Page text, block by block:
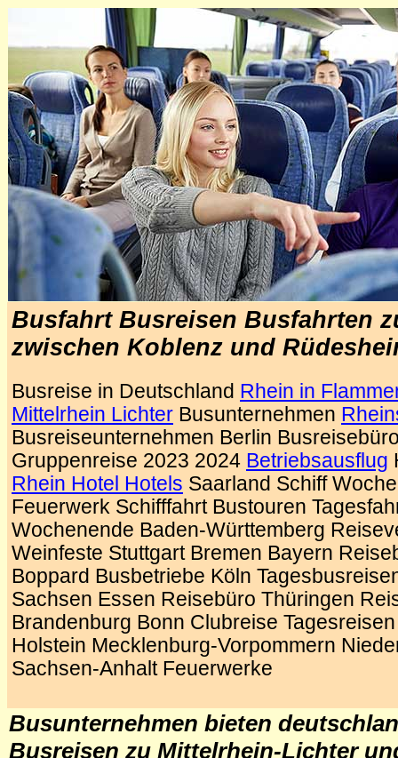
Busfahrt Busreisen Busfahrten
zwischen Koblenz und
Busreise in Deutschland Rhein in
Mittelrhein Lichter Busunternehmen
Busreiseunternehmen Berlin
Gruppenreise 2023 2024 Betriebsausflug
Rhein Hotel Hotels Saarland Schiff
Feuerwerk Schifffahrt Bustouren
Wochenende Baden-Württemberg
Weinfeste Stuttgart Bremen Bayern
Boppard Busbetriebe Köln
Sachsen Essen Reisebüro Thüringen
Brandenburg Bonn Clubreise
Holstein Mecklenburg-Vorpommern
Sachsen-Anhalt Feuerwerke
Busunternehmen bieten
Busreisen zu Mittelrhein-Lichter